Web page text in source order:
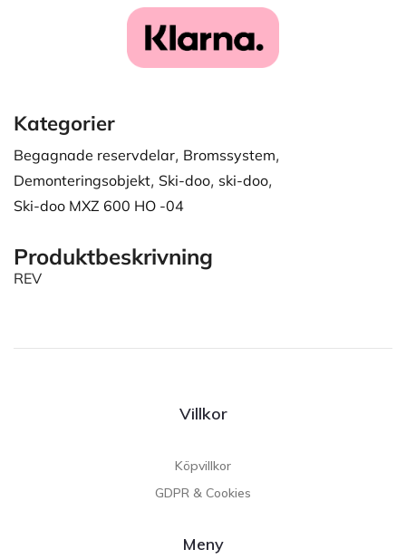
Kategorier
Begagnade reservdelar, Bromssystem,
Demonteringsobjekt, Ski-doo, ski-doo,
Ski-doo MXZ 600 HO -04
Produktbeskrivning
REV
Villkor
Köpvillkor
GDPR & Cookies
Meny